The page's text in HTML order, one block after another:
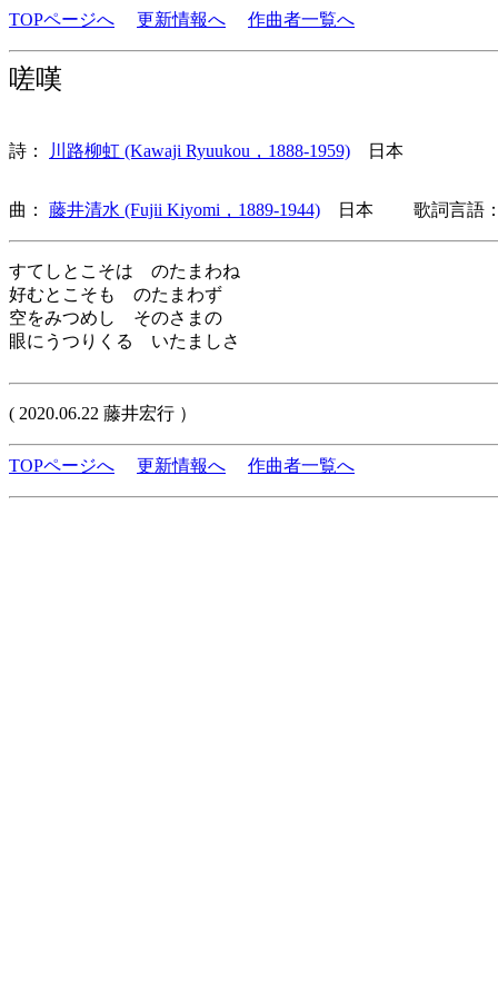
TOPページへ 更新情報へ 作曲者一覧へ
嗟嘆
詩： 川路柳虹 (Kawaji Ryuukou，1888-1959) 日本
曲： 藤井清水 (Fujii Kiyomi，1889-1944) 日本 歌詞言語：
すてしとこそは のたまわね
好むとこそも のたまわず
空をみつめし そのさまの
眼にうつりくる いたましさ
( 2020.06.22 藤井宏行 ）
TOPページへ 更新情報へ 作曲者一覧へ